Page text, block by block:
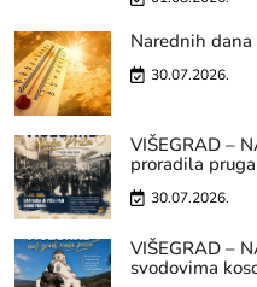
Narednih
30.07.2026.
VIŠEGRAD –
proradila
30.07.2026.
VIŠEGRAD –
svodovima